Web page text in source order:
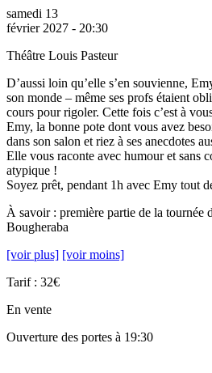
samedi 13
février 2027 - 20:30
Théâtre Louis Pasteur
D’aussi loin qu’elle s’en souvienne,
son monde – même ses profs étaient
cours pour rigoler. Cette fois c’est à
Emy, la bonne pote dont vous avez
dans son salon et riez à ses anecdotes
Elle vous raconte avec humour et sans
atypique !
Soyez prêt, pendant 1h avec Emy tout
À savoir : première partie de la tournée
Bougheraba
[voir plus] [voir moins]
Tarif : 32€
En vente
Ouverture des portes à 19:30